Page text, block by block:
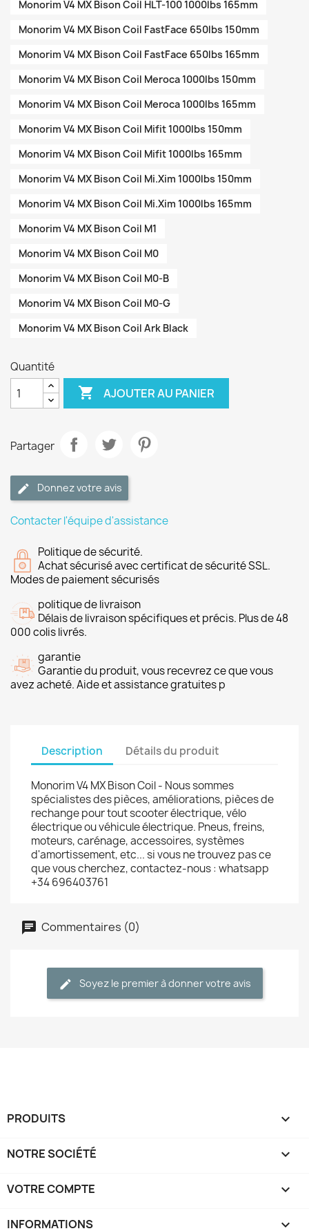
Monorim V4 MX Bison Coil HLT-100 1000lbs 165mm
Monorim V4 MX Bison Coil FastFace 650lbs 150mm
Monorim V4 MX Bison Coil FastFace 650lbs 165mm
Monorim V4 MX Bison Coil Meroca 1000lbs 150mm
Monorim V4 MX Bison Coil Meroca 1000lbs 165mm
Monorim V4 MX Bison Coil Mifit 1000lbs 150mm
Monorim V4 MX Bison Coil Mifit 1000lbs 165mm
Monorim V4 MX Bison Coil Mi.Xim 1000lbs 150mm
Monorim V4 MX Bison Coil Mi.Xim 1000lbs 165mm
Monorim V4 MX Bison Coil M1
Monorim V4 MX Bison Coil M0
Monorim V4 MX Bison Coil M0-B
Monorim V4 MX Bison Coil M0-G
Monorim V4 MX Bison Coil Ark Black
Quantité
 AJOUTER AU PANIER
Partager
Donnez votre avis
Contacter l'équipe d'assistance
Politique de sécurité.
Achat sécurisé avec certificat de sécurité SSL.
Modes de paiement sécurisés
politique de livraison
Délais de livraison spécifiques et précis. Plus de 48
000 colis livrés.
garantie
Garantie du produit, vous recevrez ce que vous
avez acheté. Aide et assistance gratuites p
Description Détails du produit
Monorim V4 MX Bison Coil - Nous sommes
spécialistes des pièces, améliorations, pièces de
rechange pour tout scooter électrique, vélo
électrique ou véhicule électrique. Pneus, freins,
moteurs, carénage, accessoires, systèmes
d'amortissement, etc... si vous ne trouvez pas ce
que vous cherchez, contactez-nous : whatsapp
+34 696403761
Commentaires (0)
Soyez le premier à donner votre avis
PRODUITS 
NOTRE SOCIÉTÉ 
VOTRE COMPTE 
INFORMATIONS keyboard_arrow_down